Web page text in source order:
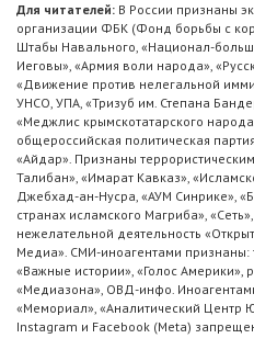
Для читателей: В России признаны
организации ФБК (Фонд борьбы с
Штабы Навального, «Национал-
Иеговы», «Армия воли народа»,
«Движение против нелегальной
УНСО, УПА, «Тризуб им. Степана
«Меджлис крымскотатарского
общероссийская политическая
«Айдар». Признаны
Талибан», «Имарат Кавказ»,
Джебхад-ан-Нусра, «АУМ Синрике»,
странах исламского Магриба»,
нежелательной деятельность
Медиа». СМИ-иноагентами
«Важные истории», «Голос Америки»,
«Медиазона», ОВД-инфо.
«Мемориал», «Аналитический Центр
Instagram и Facebook (Metа)